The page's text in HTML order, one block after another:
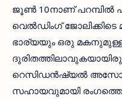
ജൂണ്‍ 10നാണ് പറമ്പില്‍
വെല്‍ഡിംഗ് ജോലിക്കിടെ
ഭാര്യയും ഒരു
റെസിഡന്‍ഷ്യല്‍
സഹായവുമായി